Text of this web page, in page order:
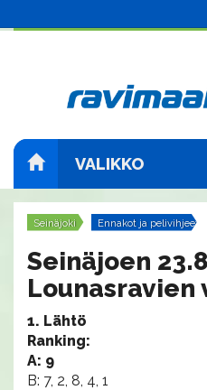
VALIKKO
Seinäjoki Ennakot ja pelivihjeet
Seinäjoen
Lounasravien
1. Lähtö
Ranking:
A: 9
B: 7, 2, 8, 4, 1